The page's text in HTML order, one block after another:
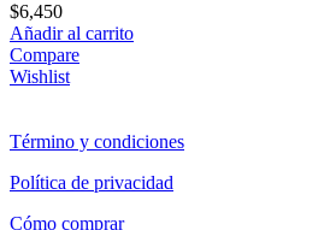
$6,450
Añadir al carrito
Compare
Wishlist
Término y condiciones
Política de privacidad
Cómo comprar